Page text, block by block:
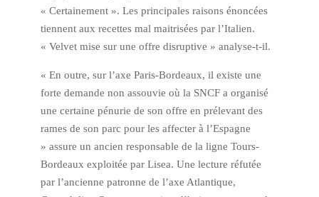
« Certainement ». Les principales raisons énoncées
tiennent aux recettes mal maitrisées par l’Italien.
« Velvet mise sur une offre disruptive » analyse-t-il.
« En outre, sur l’axe Paris-Bordeaux, il existe une
forte demande non assouvie où la SNCF a organisé
une certaine pénurie de son offre en prélevant des
rames de son parc pour les affecter à l’Espagne
» assure un ancien responsable de la ligne Tours-
Bordeaux exploitée par Lisea. Une lecture réfutée
par l’ancienne patronne de l’axe Atlantique,